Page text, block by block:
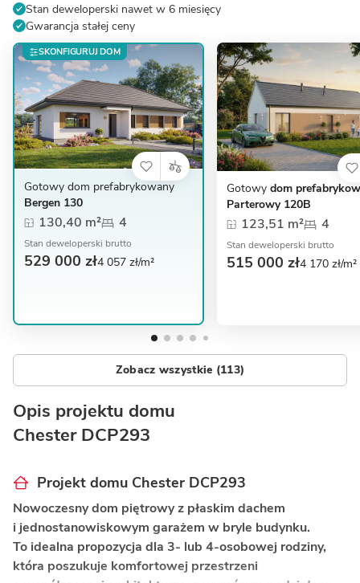
Stan deweloperski nawet w 6 miesięcy
Gwarancja stałej ceny
SKONFIGURUJ DOM
Gotowy dom prefabrykowany
Bergen 130
130,40 m² 4
Stan deweloperski brutto
529 000 zł4 057 zł/m²
Gotowy dom
Parterowy 120B
123,51 m² 4
Stan deweloperski brutto
515 000 zł4 170 zł/m²
Zobacz wszystkie (113)
Opis projektu domu
Chester DCP293
Projekt domu Chester DCP293
Nowoczesny dom piętrowy z płaskim dachem
i jednostanowiskowym garażem w bryle budynku.
To idealna propozycja dla 3- lub 4-osobowej rodziny,
która poszukuje komfortowej przestrzeni